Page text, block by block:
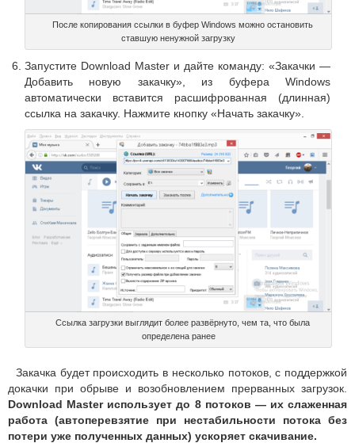
После копирования ссылки в буфер Windows можно остановить
ставшую ненужной загрузку
Запустите Download Master и дайте команду: «Закачки —
Добавить новую закачку», из буфера Windows
автоматически вставится расшифрованная (длинная)
ссылка на закачку. Нажмите кнопку «Начать закачку».
Ссылка загрузки выглядит более развёрнуто, чем та, что была
определена ранее
Закачка будет происходить в несколько потоков, с поддержкой
докачки при обрыве и возобновлением прерванных загрузок.
Download Master использует до 8 потоков — их слаженная
работа (автоперевзятие при нестабильности потока без
потери уже полученных данных) ускоряет скачивание.